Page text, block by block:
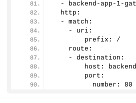
  - backend-app-
1-
  http:
  - match:
    - uri:
        prefix: /
    route:
    - destination:
host:
        port:
          number:
80